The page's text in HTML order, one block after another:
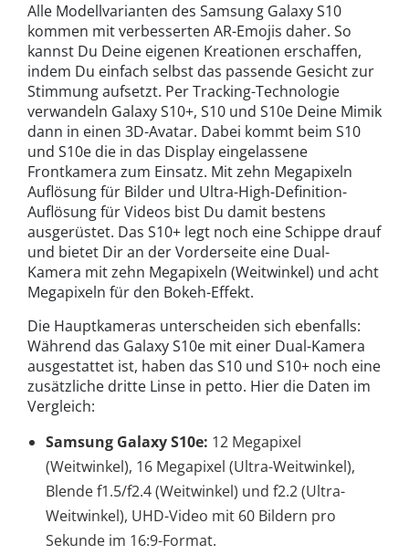
Alle Modellvarianten des Samsung Galaxy S10
kommen mit verbesserten AR-Emojis daher. So
kannst Du Deine eigenen Kreationen erschaffen,
indem Du einfach selbst das passende Gesicht zur
Stimmung aufsetzt. Per Tracking-Technologie
verwandeln Galaxy S10+, S10 und S10e Deine Mimik
dann in einen 3D-Avatar. Dabei kommt beim S10
und S10e die in das Display eingelassene
Frontkamera zum Einsatz. Mit zehn Megapixeln
Auflösung für Bilder und Ultra-High-Definition-
Auflösung für Videos bist Du damit bestens
ausgerüstet. Das S10+ legt noch eine Schippe drauf
und bietet Dir an der Vorderseite eine Dual-
Kamera mit zehn Megapixeln (Weitwinkel) und acht
Megapixeln für den Bokeh-Effekt.
Die Hauptkameras unterscheiden sich ebenfalls:
Während das Galaxy S10e mit einer Dual-Kamera
ausgestattet ist, haben das S10 und S10+ noch eine
zusätzliche dritte Linse in petto. Hier die Daten im
Vergleich:
Samsung Galaxy S10e: 12 Megapixel
(Weitwinkel), 16 Megapixel (Ultra-Weitwinkel),
Blende f1.5/f2.4 (Weitwinkel) und f2.2 (Ultra-
Weitwinkel), UHD-Video mit 60 Bildern pro
Sekunde im 16:9-Format.